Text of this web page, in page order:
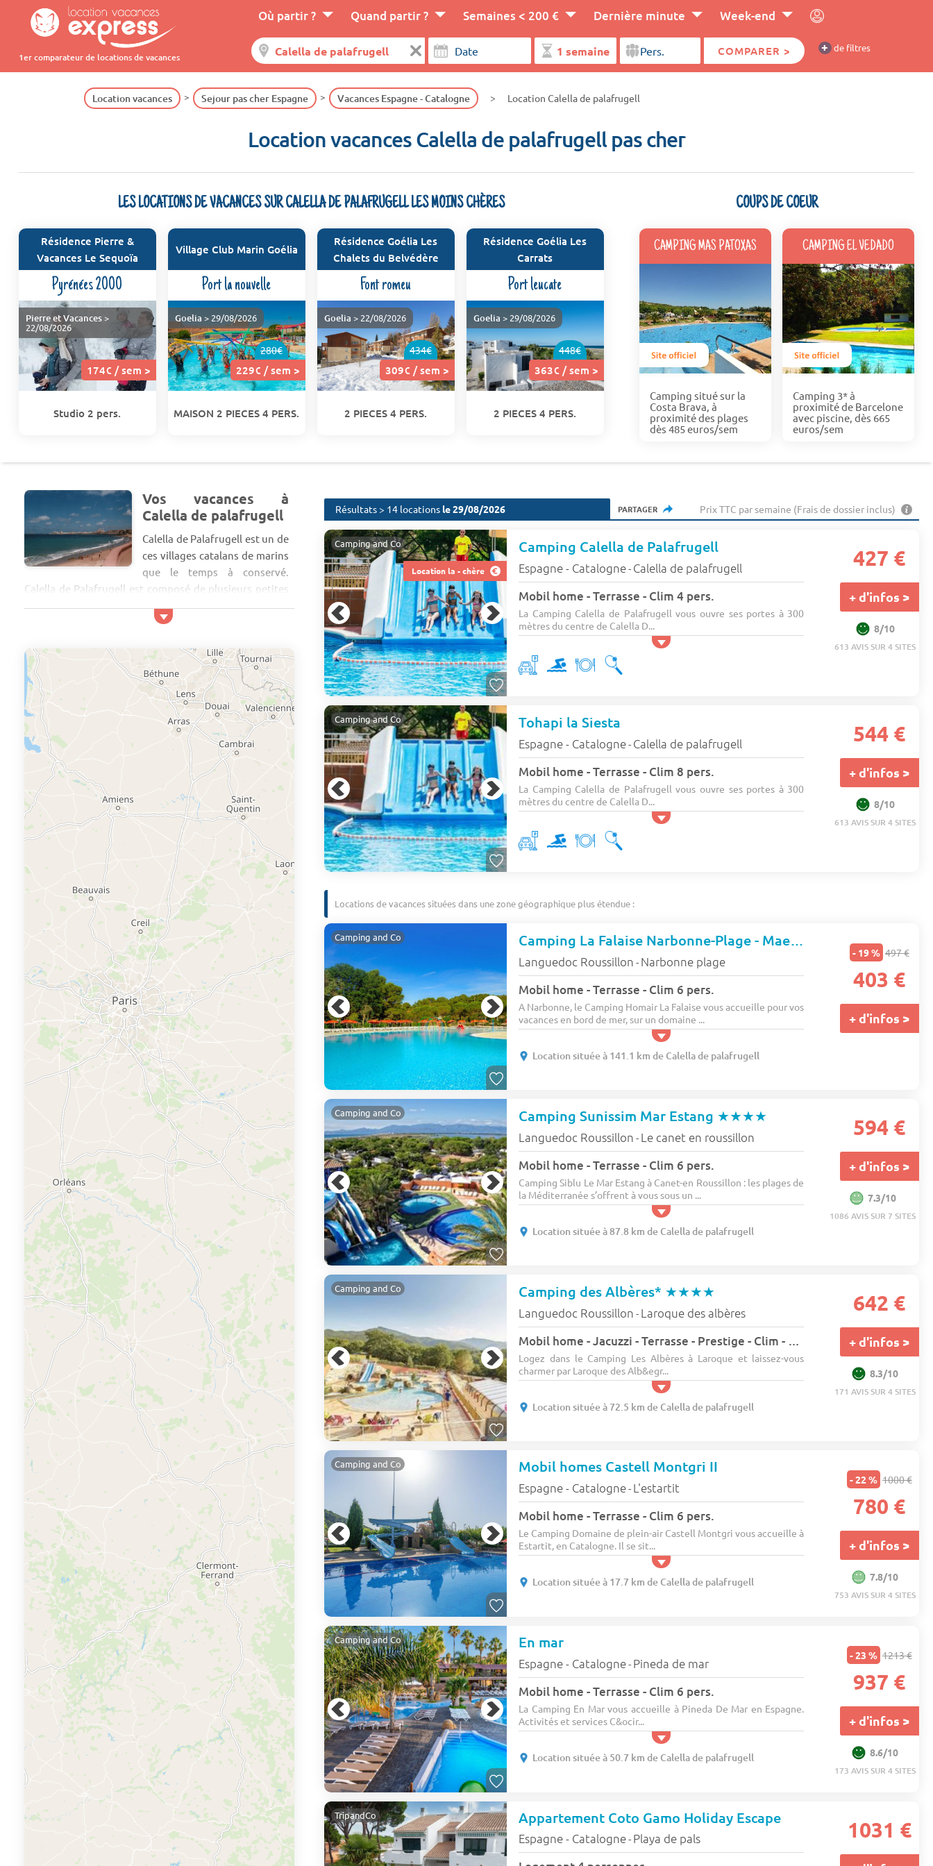
1er comparateur de locations de vacances
Où partir ? Quand partir ? Semaines < 200 € Dernière minute Week-end
COMPARER > + de filtres
Location vacances Sejour pas cher Espagne Vacances Espagne - Catalogne Location Calella de palafrugell
Location vacances Calella de palafrugell pas cher
LES LOCATIONS DE VACANCES SUR CALELLA DE PALAFRUGELL LES MOINS CHÈRES
Résidence Pierre &
Vacances Le Sequoïa
Pyrénées 2000
174€ / sem >
Pierre et Vacances>
22/08/2026
Studio 2 pers.
Village Club Marin Goélia
Port la nouvelle
280€
229€ / sem >
Goelia > 29/08/2026
MAISON 2 PIECES 4 PERS.
Résidence Goélia Les
Chalets du Belvédère
Font romeu
434€
309€ / sem >
Goelia > 22/08/2026
2 PIECES 4 PERS.
Résidence Goélia Les
Carrats
Port leucate
448€
363€ / sem >
Goelia > 29/08/2026
2 PIECES 4 PERS.
COUPS DE COEUR
CAMPING MAS PATOXAS
Camping situé sur la
Costa Brava, à
proximité des plages
dès 485 euros/sem
CAMPING EL VEDADO
Camping 3* à
proximité de Barcelone
avec piscine, dès 665
euros/sem
Vos vacances à
Calella de palafrugell
Calella de Palafrugell est un de
ces villages catalans de marins
que le temps à conservé.
Calella de Palafrugell est composé de plusieurs petites
criques, surmontées d'un chemin longeant la côte
offrant une vue panoramique sur la région côtière.
vacances en famille. Avec ses multiples restaurants en
bord de mer, ses bars à tapas, et ses activités nocturnes,
Calella de Palafrugell est un haut lieu du tourisme sur la
Costa Brava. Découvrez 60...
Résultats > 14 locations le 29/08/2026 PARTAGER Prix TTC par semaine (Frais de dossier inclus)
Location la - chère
Camping and Co Camping Calella de Palafrugell
Espagne - Catalogne- Calella de palafrugell
Mobil home - Terrasse - Clim 4 pers.
La Camping Calella de Palafrugell vous ouvre ses portes à 300
mètres du centre de Calella D...
427 €
+ d'infos >
8/10
613 AVIS SUR 4 SITES
Camping and Co Tohapi la Siesta
Espagne - Catalogne- Calella de palafrugell
Mobil home - Terrasse - Clim 8 pers.
La Camping Calella de Palafrugell vous ouvre ses portes à 300
mètres du centre de Calella D...
544 €
+ d'infos >
8/10
613 AVIS SUR 4 SITES
Locations de vacances situées dans une zone géographique plus étendue :
Camping and Co Camping La Falaise Narbonne-Plage - Maeva Camping ★★★★
Languedoc Roussillon - Narbonne plage
Mobil home - Terrasse - Clim 6 pers.
A Narbonne, le Camping Homair La Falaise vous accueille pour vos
vacances en bord de mer, sur un domaine ...
Location située à 141.1 km de Calella de palafrugell
- 19 % 497 €
403 €
+ d'infos >
Camping and Co Camping Sunissim Mar Estang ★★★★
Languedoc Roussillon - Le canet en roussillon
Mobil home - Terrasse - Clim 6 pers.
Camping Siblu Le Mar Estang à Canet-en Roussillon : les plages de
la Méditerranée s’offrent à vous sous un ...
Location située à 87.8 km de Calella de palafrugell
594 €
+ d'infos >
7.3/10
1086 AVIS SUR 7 SITES
Camping and Co Camping des Albères* ★★★★
Languedoc Roussillon - Laroque des albères
Mobil home - Jacuzzi - Terrasse - Prestige - Clim - TV 6 pers.
Logez dans le Camping Les Albères à Laroque et laissez-vous
charmer par Laroque des Alb&egr...
Location située à 72.5 km de Calella de palafrugell
642 €
+ d'infos >
8.3/10
171 AVIS SUR 4 SITES
Camping and Co Mobil homes Castell Montgri II
Espagne - Catalogne- L'estartit
Mobil home - Terrasse - Clim 6 pers.
Le Camping Domaine de plein-air Castell Montgri vous accueille à
Estartit, en Catalogne. Il se sit...
Location située à 17.7 km de Calella de palafrugell
- 22 % 1000 €
780 €
+ d'infos >
7.8/10
753 AVIS SUR 4 SITES
Camping and Co En mar
Espagne - Catalogne- Pineda de mar
Mobil home - Terrasse - Clim 6 pers.
La Camping En Mar vous accueille à Pineda De Mar en Espagne.
Activités et services C&ocir...
Location située à 50.7 km de Calella de palafrugell
- 23 % 1213 €
937 €
+ d'infos >
8.6/10
173 AVIS SUR 4 SITES
TripandCo Appartement Coto Gamo Holiday Escape
Espagne - Catalogne- Playa de pals 1031 €